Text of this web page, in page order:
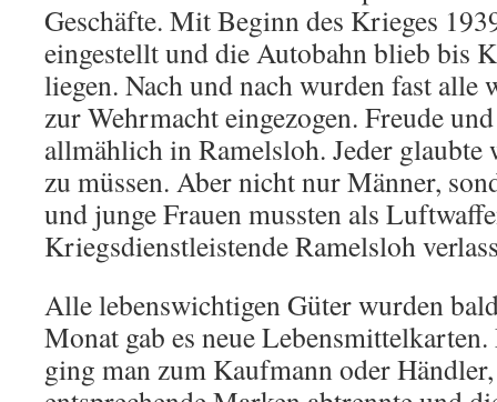
Geschäfte. Mit Beginn des Krieges
eingestellt und die Autobahn blieb bis
liegen. Nach und nach wurden fast alle
zur Wehrmacht eingezogen. Freude
allmäh­lich in Ramelsloh. Jeder glaubte
zu müssen. Aber nicht nur Männer,
und junge Frauen mussten als
Kriegsdienstleistende Ra­melsloh
Alle lebenswichtigen Güter wurden
Monat gab es neue
ging man zum Kaufmann oder